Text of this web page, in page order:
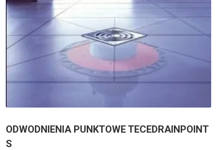
ODWODNIENIA PUNKTOWE TECEDRAINPOINT
S